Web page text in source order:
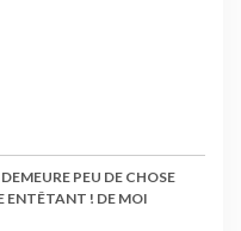
PEU DE CHOSE
ENTÊTANT ! DE MOI